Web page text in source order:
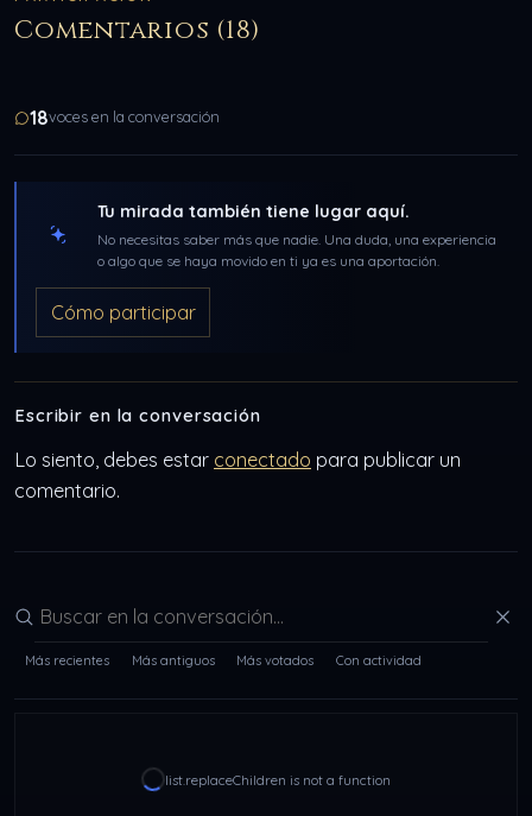
Comentarios (18)
18voces en la conversación
Tu mirada también tiene lugar aquí.
No necesitas saber más que nadie. Una duda, una experiencia
o algo que se haya movido en ti ya es una aportación.
Cómo participar
Escribir en la conversación
Lo siento, debes estar conectado para publicar un
comentario.
Buscar en la conversación
Más recientes Más antiguos Más votados Con actividad
list.replaceChildren is not a function